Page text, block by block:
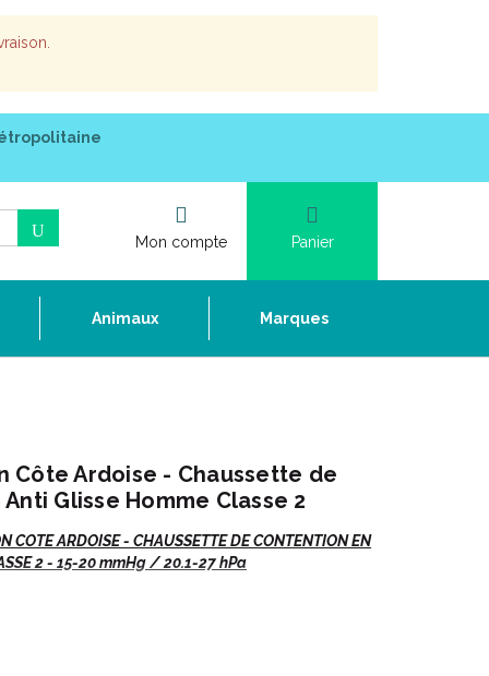
Mon compte Panier
Animaux Marques
Côte Ardoise - Chaussette de
Glisse Homme Classe 2
COTE ARDOISE - CHAUSSETTE DE CONTENTION EN
2 - 15-20 mmHg / 20.1-27 hPa
de préciser :